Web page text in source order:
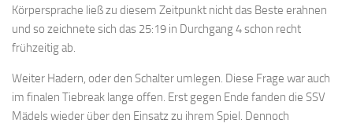
Körpersprache ließ zu diesem Zeitpunkt nicht das Beste erahnen
und so zeichnete sich das 25:19 in Durchgang 4 schon recht
frühzeitig ab.
Weiter Hadern, oder den Schalter umlegen. Diese Frage war auch
im finalen Tiebreak lange offen. Erst gegen Ende fanden die SSV
Mädels wieder über den Einsatz zu ihrem Spiel. Dennoch